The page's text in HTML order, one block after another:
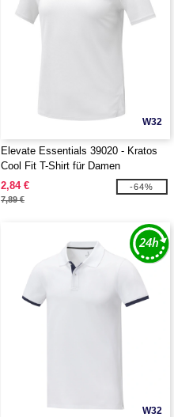
W32
Elevate Essentials 39020 - Kratos
Cool Fit T-Shirt für Damen
2,84 €
7,89 €
-64%
W32